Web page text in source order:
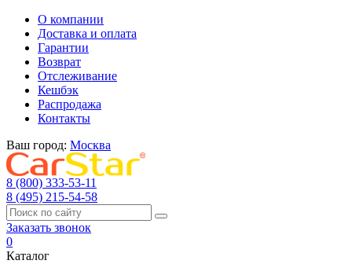
О компании
Доставка и оплата
Гарантии
Возврат
Отслеживание
Кешбэк
Распродажа
Контакты
Ваш город: Москва
8 (800) 333-53-11
8 (495) 215-54-58
Заказать звонок
0
Каталог